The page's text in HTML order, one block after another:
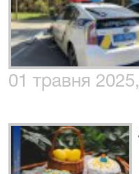
01 травня